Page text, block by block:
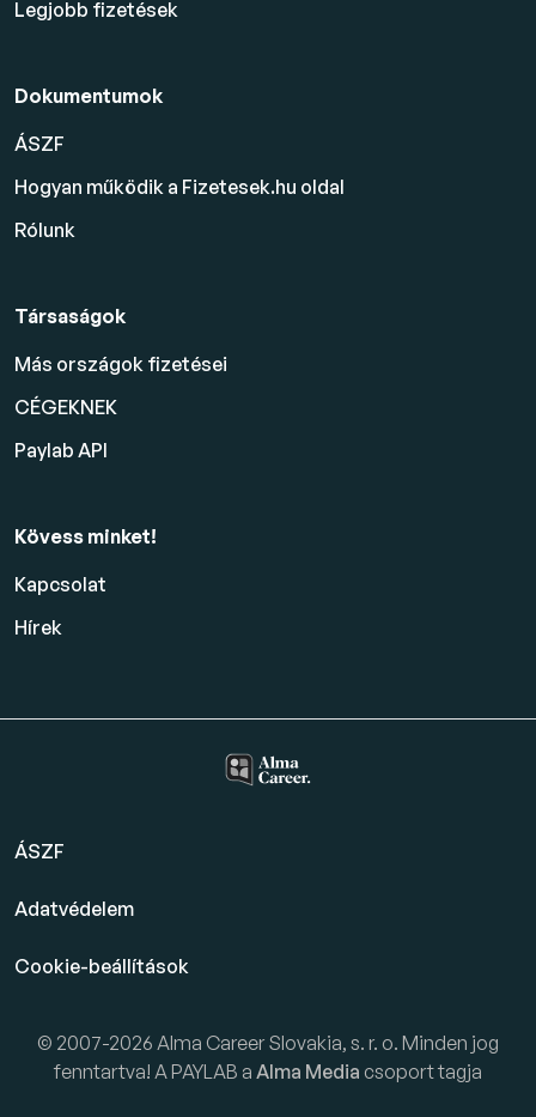
Legjobb fizetések
Dokumentumok
ÁSZF
Hogyan működik a Fizetesek.hu oldal
Rólunk
Társaságok
Más országok fizetései
CÉGEKNEK
Paylab API
Kövess minket!
Kapcsolat
Hírek
ÁSZF
Adatvédelem
Cookie-beállítások
© 2007-2026 Alma Career Slovakia, s. r. o. Minden jog
fenntartva! A PAYLAB a Alma Media csoport tagja